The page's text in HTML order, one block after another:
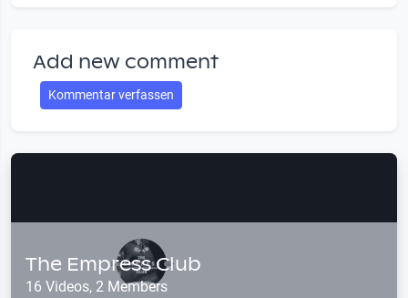
Add new comment
Kommentar verfassen
The Empress Club
16 Videos, 2 Members